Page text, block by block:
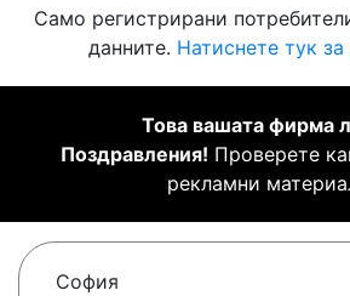
Само регистрирани
данните. Натиснете тук
Това вашата фирма
Поздравления! Проверете
рекламни
София